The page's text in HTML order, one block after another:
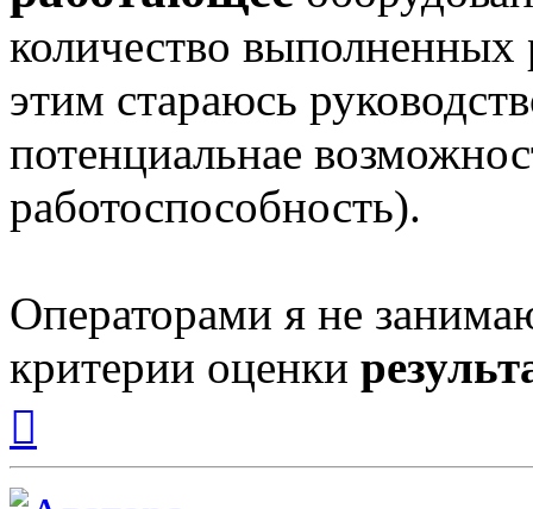
количество выполненных
этим стараюсь
потенциальнае
работоспособность).
Операторами я не
критерии оценки
началу